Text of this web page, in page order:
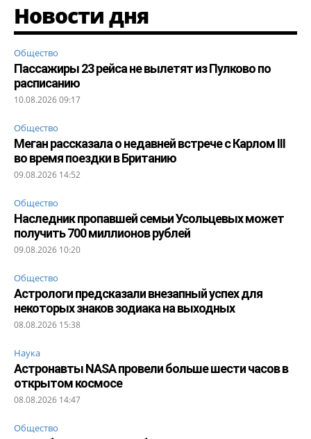
Новости дня
Общество
Пассажиры 23 рейса не вылетят из Пулково по
расписанию
10.08.2026 09:17
Общество
Меган рассказала о недавней встрече с Карлом III
во время поездки в Британию
09.08.2026 14:52
Общество
Наследник пропавшей семьи Усольцевых может
получить 700 миллионов рублей
09.08.2026 10:20
Общество
Астрологи предсказали внезапный успех для
некоторых знаков зодиака на выходных
08.08.2026 15:38
Наука
Астронавты NASA провели больше шести часов в
открытом космосе
08.08.2026 14:47
Общество